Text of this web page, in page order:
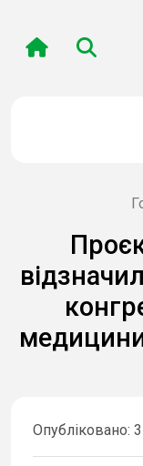
Опубліковано: